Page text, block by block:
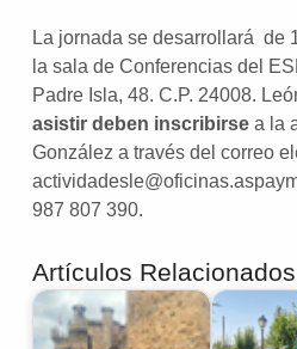
La jornada se desarrollará de
la sala de Conferencias del
Padre Isla, 48. C.P. 24008.
asistir deben inscribirsea la
González a través del correo
987 807 390.
Artículos